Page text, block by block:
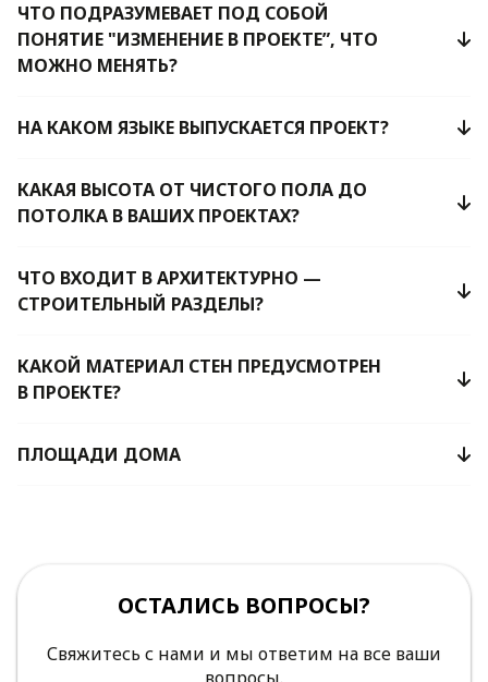
ЧТО ПОДРАЗУМЕВАЕТ ПОД СОБОЙ
ПОНЯТИЕ "ИЗМЕНЕНИЕ В ПРОЕКТЕ”, ЧТО
МОЖНО МЕНЯТЬ?
НА КАКОМ ЯЗЫКЕ ВЫПУСКАЕТСЯ ПРОЕКТ?
КАКАЯ ВЫСОТА ОТ ЧИСТОГО ПОЛА ДО
ПОТОЛКА В ВАШИХ ПРОЕКТАХ?
ЧТО ВХОДИТ В АРХИТЕКТУРНО —
СТРОИТЕЛЬНЫЙ РАЗДЕЛЫ?
КАКОЙ МАТЕРИАЛ СТЕН ПРЕДУСМОТРЕН
В ПРОЕКТЕ?
ПЛОЩАДИ ДОМА
ОСТАЛИСЬ ВОПРОСЫ?
Свяжитесь с нами и мы ответим на все ваши